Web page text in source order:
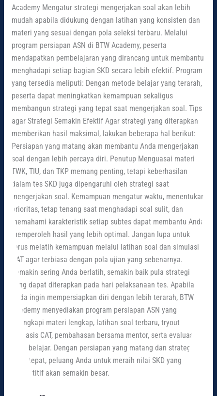
Academy Mengatur strategi mengerjakan soal akan lebih
mudah apabila didukung dengan latihan yang konsisten dan
materi yang sesuai dengan pola seleksi terbaru. Melalui
program persiapan ASN di BTW Academy, peserta
mendapatkan pembelajaran yang dirancang untuk membantu
menghadapi setiap bagian SKD secara lebih efektif. Program
yang tersedia meliputi: Dengan metode belajar yang terarah,
peserta dapat meningkatkan kemampuan sekaligus
membangun strategi yang tepat saat mengerjakan soal. Tips
agar Strategi Semakin Efektif Agar strategi yang diterapkan
memberikan hasil maksimal, lakukan beberapa hal berikut:
Persiapan yang matang akan membantu Anda mengerjakan
soal dengan lebih percaya diri. Penutup Menguasai materi
TWK, TIU, dan TKP memang penting, tetapi keberhasilan
dalam tes SKD juga dipengaruhi oleh strategi saat
mengerjakan soal. Kemampuan mengatur waktu, menentukan
prioritas, tetap tenang saat menghadapi soal sulit, dan
memahami karakteristik setiap subtes dapat membantu Anda
memperoleh hasil yang lebih optimal. Jangan lupa untuk
terus melatih kemampuan melalui latihan soal dan simulasi
CAT agar terbiasa dengan pola ujian yang sebenarnya.
Semakin sering Anda berlatih, semakin baik pula strategi
yang dapat diterapkan pada hari pelaksanaan tes. Apabila
Anda ingin mempersiapkan diri dengan lebih terarah, BTW
Academy menyediakan program persiapan ASN yang
dilengkapi materi lengkap, latihan soal terbaru, tryout
berbasis CAT, pembahasan bersama mentor, serta evaluasi
hasil belajar. Dengan persiapan yang matang dan strategi
yang tepat, peluang Anda untuk meraih nilai SKD yang
kompetitif akan semakin besar.